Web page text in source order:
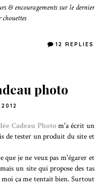
& encouragements sur le dernier
12 REPLIES
photo
Cadeau Photo m'a écrit un
de tester un produit du site et
je ne veux pas m'égarer et
un site qui propose des tas
moi ça me tentait bien. Surtout